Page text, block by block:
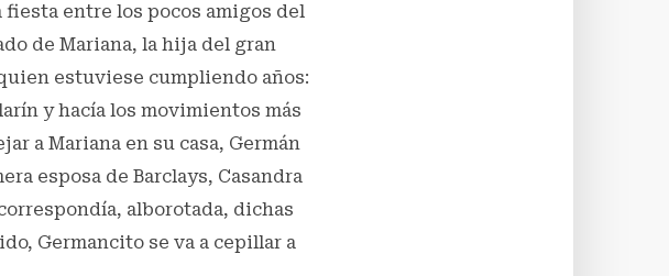
fiesta entre los pocos amigos del
de Mariana, la hija del gran
estuviese cumpliendo años:
y hacía los movimientos más
a Mariana en su casa, Germán
esposa de Barclays, Casandra
alborotada, dichas
Germancito se va a cepillar a